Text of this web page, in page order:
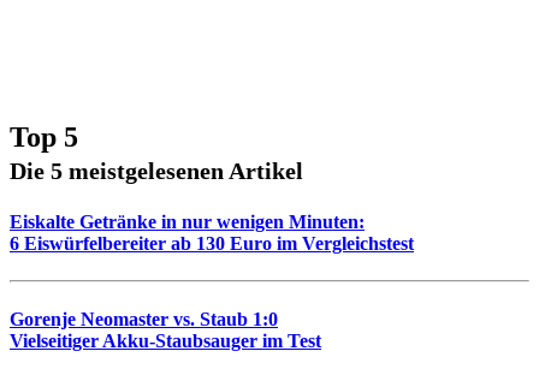
Top 5
Die 5 meistgelesenen Artikel
Eiskalte Getränke in nur wenigen Minuten:
6 Eiswürfelbereiter ab 130 Euro im Vergleichstest
Gorenje Neomaster vs. Staub 1:0
Vielseitiger Akku-Staubsauger im Test